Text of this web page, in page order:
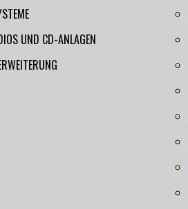
UND CD-ANLAGEN